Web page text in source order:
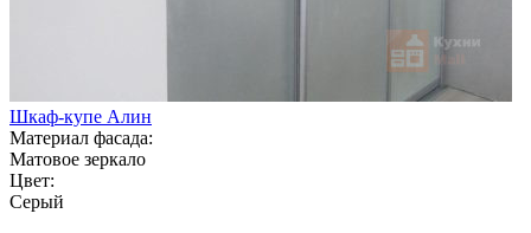
Шкаф-купе Алин
Материал фасада:
Матовое зеркало
Цвет:
Серый